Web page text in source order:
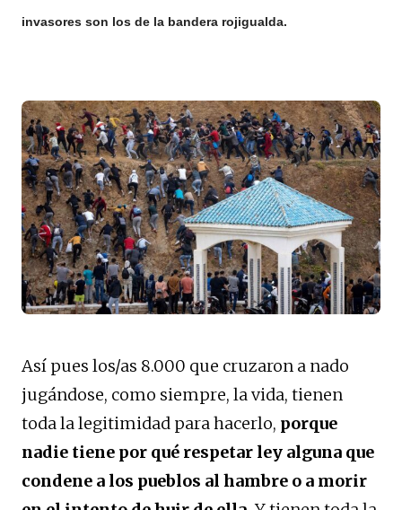
invasores son los de la bandera rojigualda.
Así pues los/as 8.000 que cruzaron a nado
jugándose, como siempre, la vida, tienen
toda la legitimidad para hacerlo, porque
nadie tiene por qué respetar ley alguna que
condene a los pueblos al hambre o a morir